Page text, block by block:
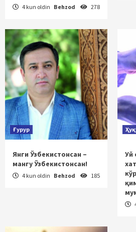
4 kun oldin Behzod 278
Ғурур
Янги Ўзбекистонсан –
мангу Ўзбекистонсан!
4 kun oldin Behzod 185
Уй